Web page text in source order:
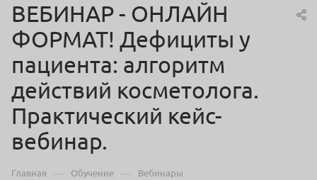
ВЕБИНАР - ОНЛАЙН
ФОРМАТ! Дефициты у
пациента: алгоритм
действий косметолога.
Практический кейс-
вебинар.
Главная — Обучение — Вебинары